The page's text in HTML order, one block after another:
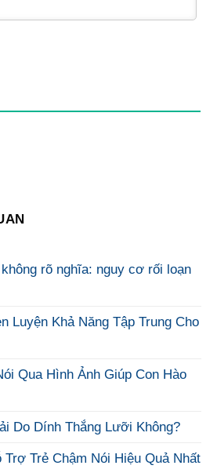
rõ nghĩa: nguy cơ rối loạn
Luyện Khả Năng Tập Trung Cho
Qua Hình Ảnh Giúp Con Hào
Do Dính Thắng Lưỡi Không?
Trợ Trẻ Chậm Nói Hiệu Quả Nhất